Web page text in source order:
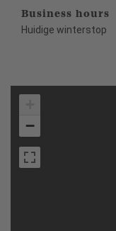
Business hours
Huidige winterstop
−